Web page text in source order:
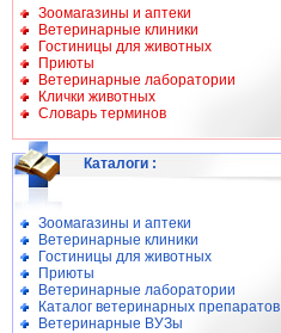
Зоомагазины и аптеки
Ветеринарные клиники
Гостиницы для животных
Приюты
Ветеринарные лаборатории
Клички животных
Словарь терминов
Каталоги :
Зоомагазины и аптеки
Ветеринарные клиники
Гостиницы для животных
Приюты
Ветеринарные лаборатории
Каталог ветеринарных препаратов
Ветеринарные ВУЗы